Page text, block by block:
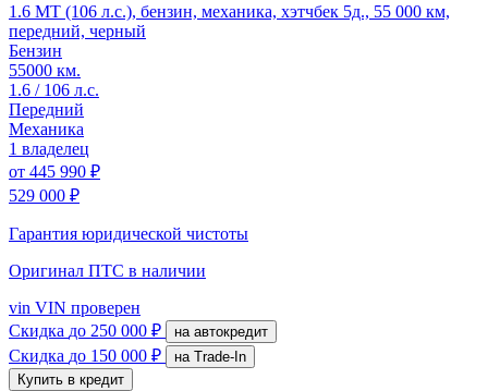
1.6 MT (106 л.с.), бензин, механика, хэтчбек 5д., 55 000 км,
передний, черный
Бензин
55000 км.
1.6 / 106 л.с.
Передний
Механика
1 владелец
от 445 990 ₽
529 000 ₽
Гарантия юридической чистоты
Оригинал ПТС в наличии
vin VIN проверен
Скидка до 250 000 ₽ на автокредит
Скидка до 150 000 ₽
на Trade-In
Купить в кредит